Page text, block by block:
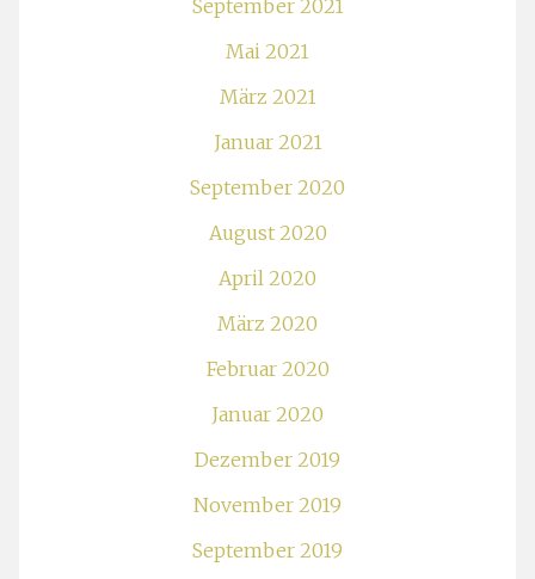
September 2021
Mai 2021
März 2021
Januar 2021
September 2020
August 2020
April 2020
März 2020
Februar 2020
Januar 2020
Dezember 2019
November 2019
September 2019